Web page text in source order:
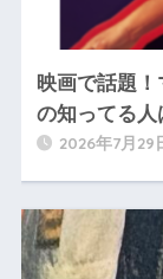
映画で話題！
の知ってる
2026年7月29